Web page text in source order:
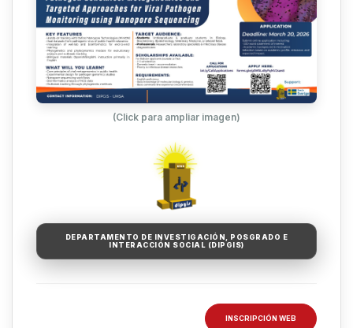
(Click para ampliar imagen)
DEPARTAMENTO DE INVESTIGACIÓN, POSGRADO E
INTERACCIÓN SOCIAL (DIPGIS)
INSCRIPCIÓN WEB